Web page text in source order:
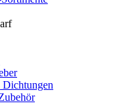
Dichtungen